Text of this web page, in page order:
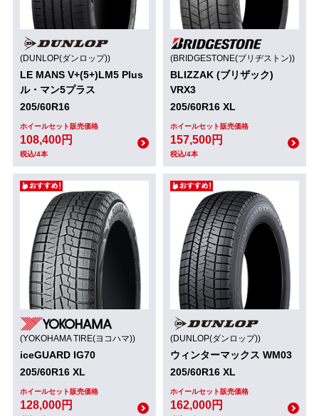
(DUNLOP(ダンロップ))
LE MANS V+(5+)LM5 Plus
ル・マン5プラス
205/60R16
ホイールセット販売価格
108,400円
税込/4本
(BRIDGESTONE(ブリヂストン))
BLIZZAK (ブリザック)
VRX3
205/60R16 XL
ホイールセット販売価格
157,500円
税込/4本
(YOKOHAMA TIRE(ヨコハマ))
iceGUARD IG70
205/60R16 XL
ホイールセット販売価格
128,000円
(DUNLOP(ダンロップ))
ウィンターマックス WM03
205/60R16 XL
ホイールセット販売価格
162,000円